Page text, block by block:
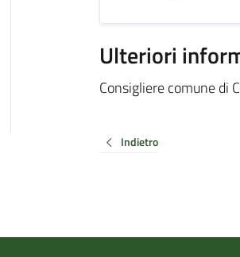
Ulteriori
Consigliere comune di
Indietro